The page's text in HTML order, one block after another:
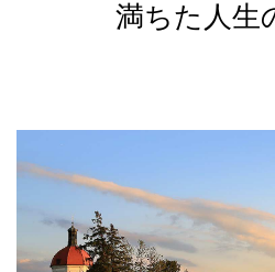
満ちた人生